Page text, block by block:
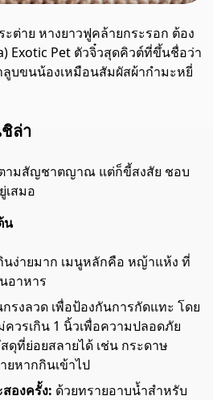
ต่าย หางยาวฟูคล้ายกระรอก ต้อง
Exotic Pet ตัวจิ๋วสุดคิวต์ที่ขึ้นชื่อว่า
บขนน้องเหมือนสัมผัสผ้ากำมะหยี่
ล่า
ามสัญชาตญาณ แต่ก็ขี้สงสัย ชอบ
เสมอ
น
ง่ายมาก เมนูหลักคือ หญ้าแห้ง ที่
อาหาร
กรงลวด เพื่อป้องกันการกัดแทะ โดย
ควรเกิน 1 นิ้วเพื่อความปลอดภัย
ดุที่ย่อยสลายได้ เช่น กระดาษ
ยหากกินเข้าไป
องครั้ง: ด้วยทรายอาบน้ำสำหรับ